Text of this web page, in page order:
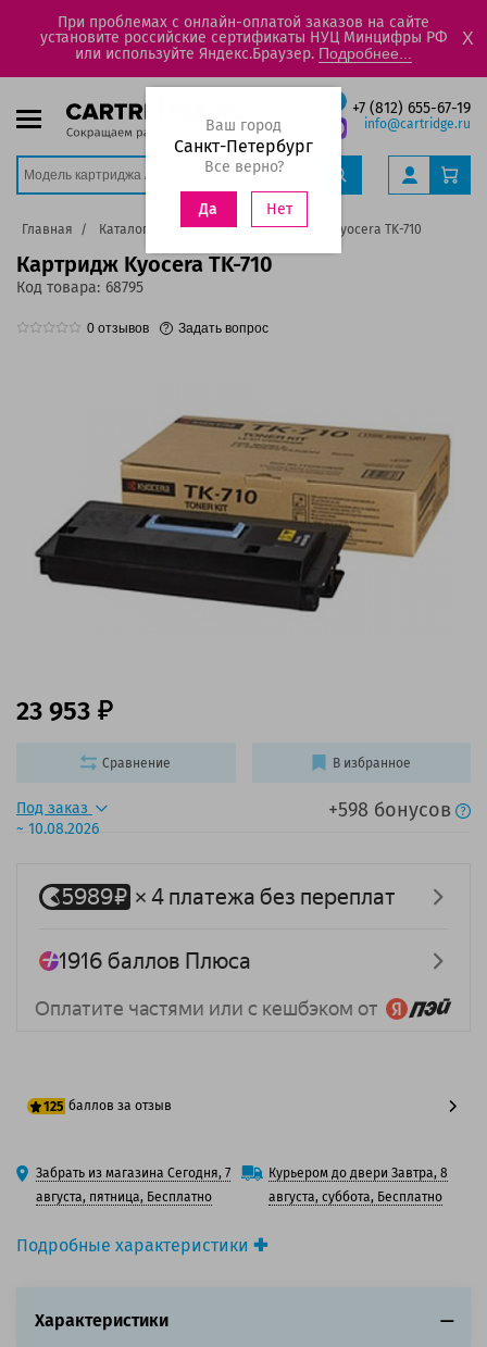
При проблемах с онлайн-оплатой заказов на сайте
установите российские сертификаты НУЦ Минцифры РФ
или используйте Яндекс.Браузер. Подробнее...
X
+7 (812) 655-67-19
info@cartridge.ru
Ваш город
Санкт-Петербург
Все верно?
Да Нет
Главная Каталог Картриджи Картридж Kyocera TK-710
Картридж Kyocera TK-710
Код товара: 68795
0 отзывов Задать вопрос
Подробные характеристики
Вид товара:Картридж лазерный
Под заказ
~ 10.08.2026
+598 бонусов
23 953
125 баллов за отзыв
100 баллов
125 баллов
Забрать из магазина Сегодня, 7
августа, пятница, Бесплатно
Курьером до двери Завтра, 8
августа, суббота, Бесплатно
Сравнение В избранное
Характеристики